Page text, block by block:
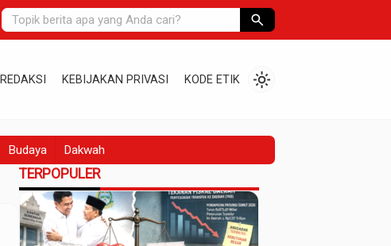
search
REDAKSI KEBIJAKAN PRIVASI KODE ETIK light_mode
Budaya Dakwah
TERPOPULER